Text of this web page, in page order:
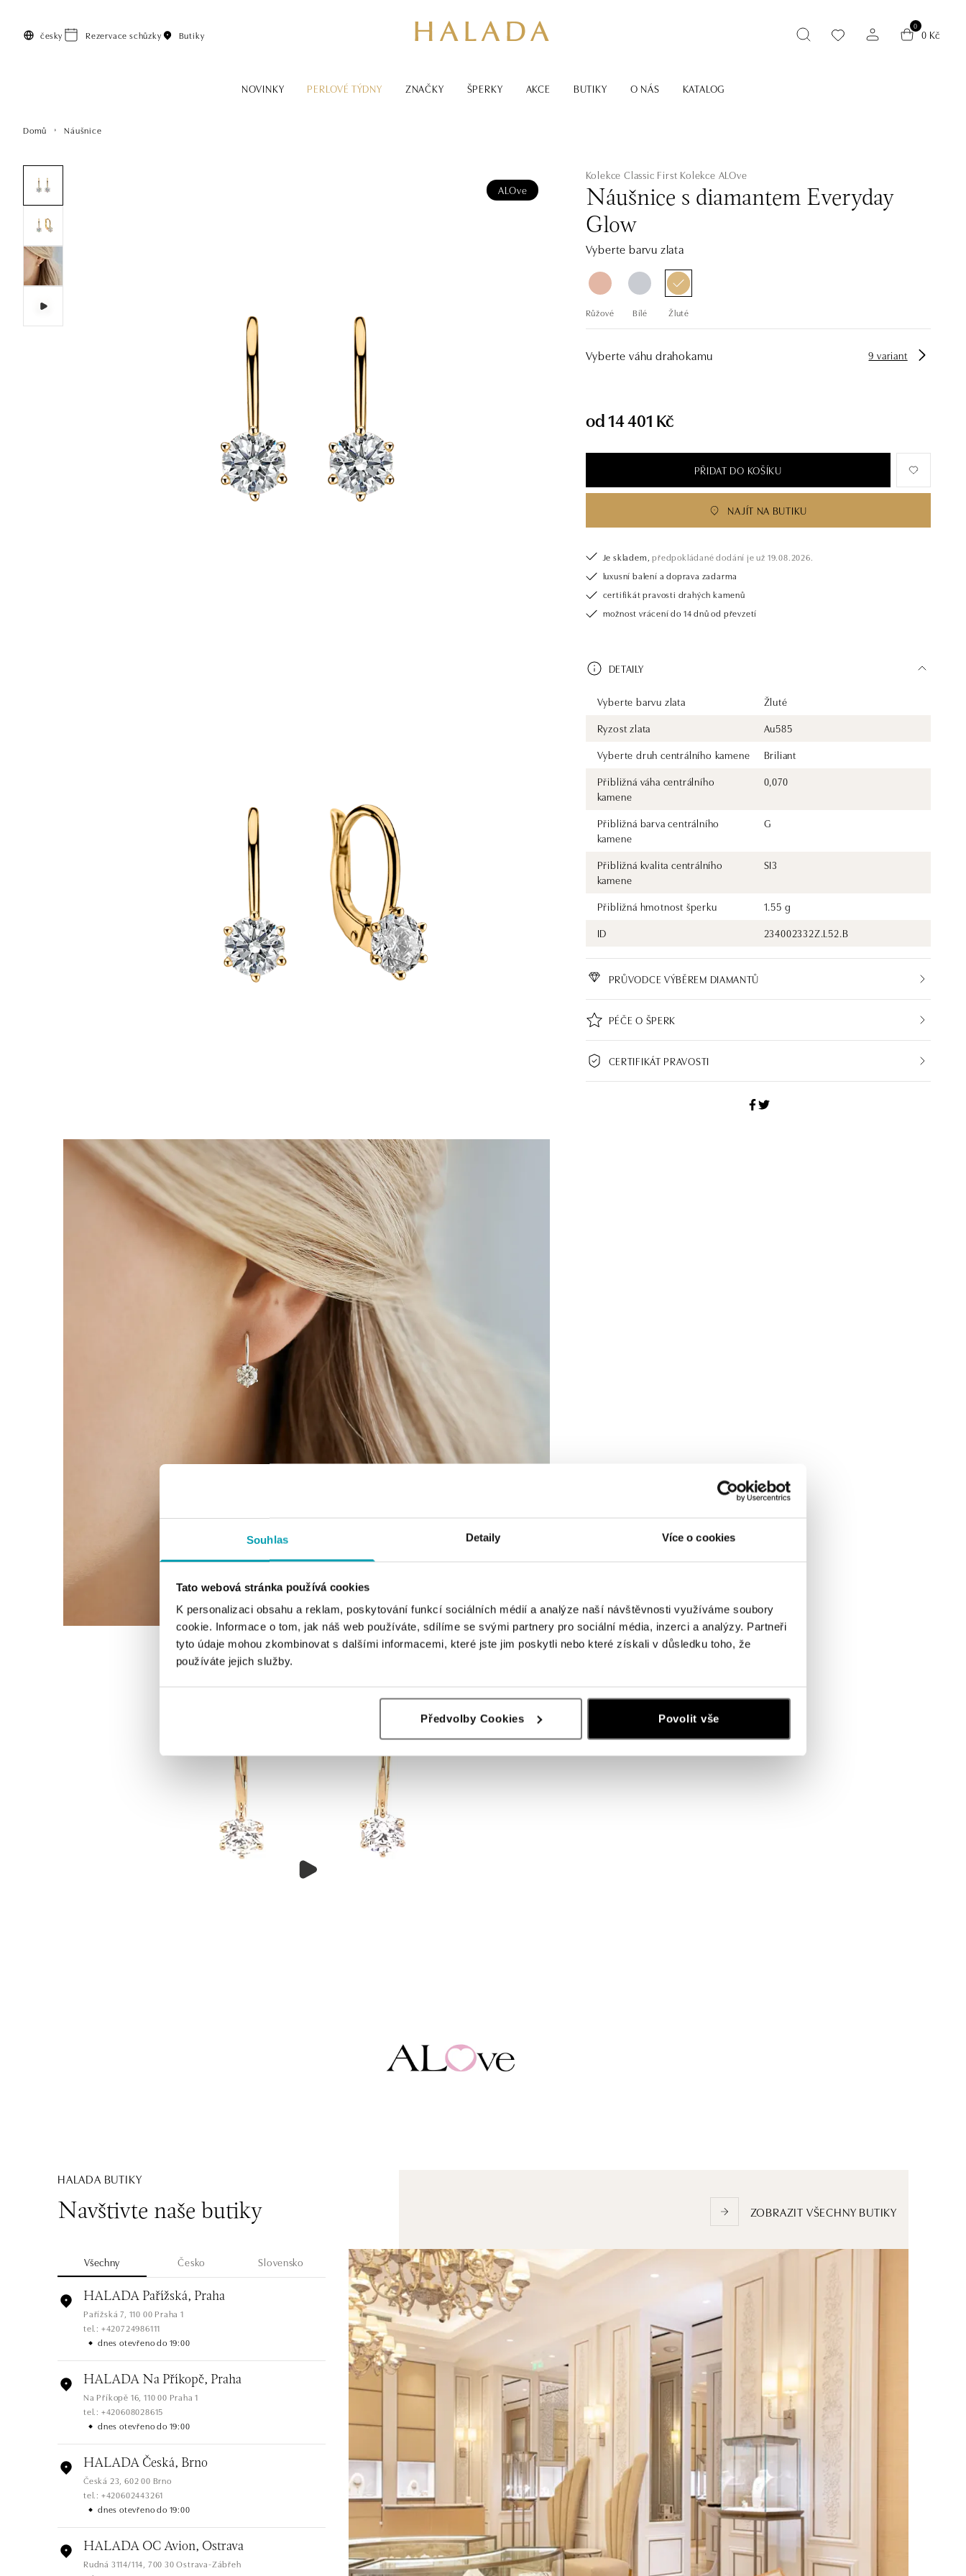
Souhlas Detaily Více o cookies
Tato webová stránka používá cookies
K personalizaci obsahu a reklam, poskytování funkcí sociálních médií a analýze naší návštěvnosti využíváme soubory
cookie. Informace o tom, jak náš web používáte, sdílíme se svými partnery pro sociální média, inzerci a analýzy. Partneři
tyto údaje mohou zkombinovat s dalšími informacemi, které jste jim poskytli nebo které získali v důsledku toho, že
používáte jejich služby.
Předvolby Cookies Povolit vše
česky Rezervace schůzky Butiky
0
0 Kč
NOVINKY PERLOVÉ TÝDNY ZNAČKY ŠPERKY AKCE BUTIKY O NÁS KATALOG
Domů Náušnice
ALOve
Kolekce Classic First Kolekce ALOve
Náušnice s diamantem Everyday
Glow
Vyberte barvu zlata
Růžové Bílé Žluté
Vyberte váhu drahokamu 9 variant
od 14 401 Kč
PŘIDAT DO KOŠÍKU
NAJÍT NA BUTIKU
Je skladem, předpokládané dodání je už 19.08.2026.
luxusní balení a doprava zadarma
certifikát pravosti drahých kamenů
možnost vrácení do 14 dnů od převzetí
DETAILY
Vyberte barvu zlata
Žluté
Ryzost zlata
Au585
Vyberte druh centrálního kamene
Briliant
Přibližná váha centrálního
kamene
0,070
Přibližná barva centrálního
kamene
G
Přibližná kvalita centrálního
kamene
SI3
Přibližná hmotnost šperku
1.55 g
ID
234002332Z.L52.B
PRŮVODCE VÝBĚREM DIAMANTŮ
PÉČE O ŠPERK
CERTIFIKÁT PRAVOSTI
HALADA BUTIKY
Navštivte naše butiky ZOBRAZIT VŠECHNY BUTIKY
Všechny Česko Slovensko
HALADA Pařížská, Praha
Pařížská 7, 110 00 Praha 1
tel.: +420724986111
dnes otevřeno do 19:00
HALADA Na Příkopě, Praha
Na Příkopě 16, 110 00 Praha 1
tel.: +420608028615
dnes otevřeno do 19:00
HALADA Česká, Brno
Česká 23, 602 00 Brno
tel.: +420602443261
dnes otevřeno do 19:00
HALADA OC Avion, Ostrava
Rudná 3114/114, 700 30 Ostrava-Zábřeh